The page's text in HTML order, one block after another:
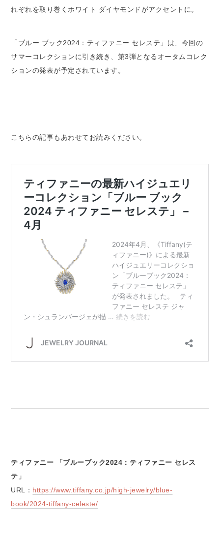
れぞれを取り巻くホワイト ダイヤモンドがアクセントに。
「ブルー ブック2024：ティファニー セレステ」は、今回の
サマーコレクションに引き続き、第3弾となるオータムコレク
ションの発表が予定されています。
こちらの記事もあわせてお読みください。
ティファニー 「ブルーブック2024：ティファニー セレス
テ」
URL： https://www.tiffany.co.jp/high-jewelry/blue-
book/2024-tiffany-celeste/